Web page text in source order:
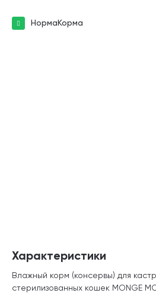
НормаКорма
Характеристики
Влажный корм (консервы) для
стерилизованных кошек MONGE